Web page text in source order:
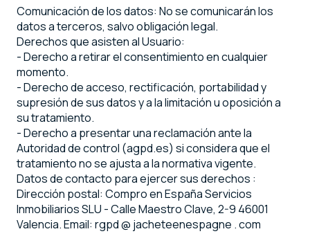
Comunicación de los datos: No se comunicarán los
datos a terceros, salvo obligación legal.
Derechos que asisten al Usuario:
- Derecho a retirar el consentimiento en cualquier
momento.
- Derecho de acceso, rectificación, portabilidad y
supresión de sus datos y a la limitación u oposición a
su tratamiento.
- Derecho a presentar una reclamación ante la
Autoridad de control (agpd.es) si considera que el
tratamiento no se ajusta a la normativa vigente.
Datos de contacto para ejercer sus derechos :
Dirección postal: Compro en España Servicios
Inmobiliarios SLU - Calle Maestro Clave, 2-9 46001
Valencia. Email: rgpd @ jacheteenespagne . com